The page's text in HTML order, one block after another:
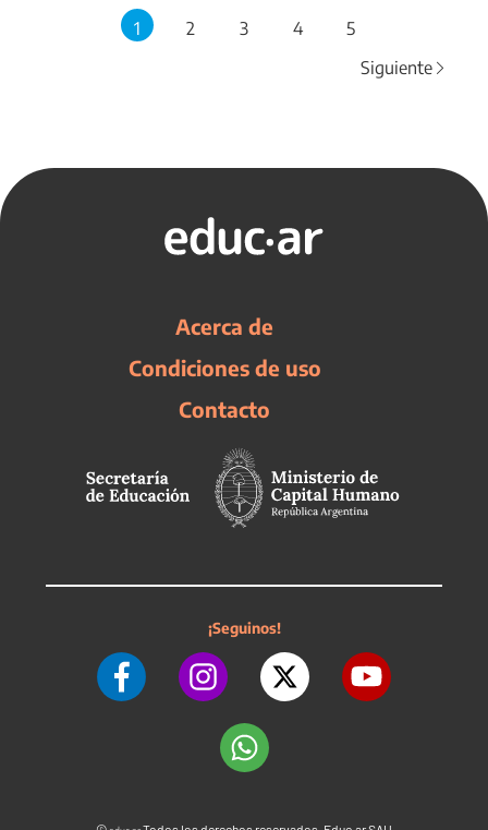
1 2 3 4
5
Siguiente
Acerca de
Condiciones de uso
Contacto
¡Seguinos!